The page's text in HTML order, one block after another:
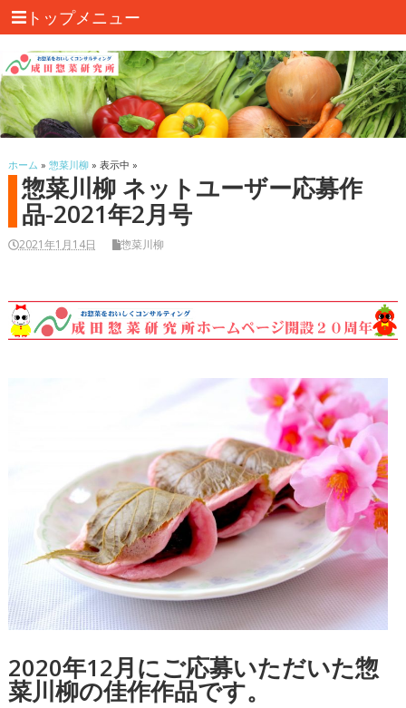
トップメニュー
ホーム » 惣菜川柳» 表示中 »
惣菜川柳 ネットユーザー応募作
品-2021年2月号
2021年1月14日 惣菜川柳
2020年12月にご応募いただいた惣
菜川柳の佳作作品です。